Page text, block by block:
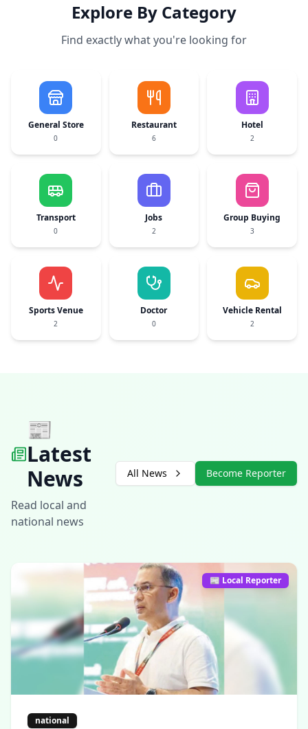
Explore By Category
Find exactly what you're looking for
General Store
0
Restaurant
6
Hotel
2
Transport
0
Jobs
2
Group Buying
3
Sports Venue
2
Doctor
0
Vehicle Rental
2
📰
Latest
News
Read local and
national news
All News Become Reporter
📰 Local Reporter
national